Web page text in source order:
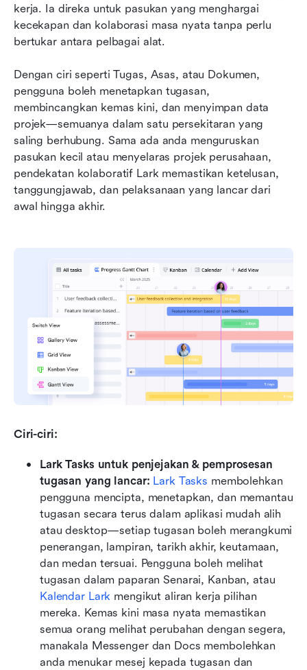
kerja. Ia direka untuk pasukan yang menghargai
kecekapan dan kolaborasi masa nyata tanpa perlu
bertukar antara pelbagai alat.
Dengan ciri seperti Tugas, Asas, atau Dokumen,
pengguna boleh menetapkan tugasan,
membincangkan kemas kini, dan menyimpan data
projek—semuanya dalam satu persekitaran yang
saling berhubung. Sama ada anda menguruskan
pasukan kecil atau menyelaras projek perusahaan,
pendekatan kolaboratif Lark memastikan ketelusan,
tanggungjawab, dan pelaksanaan yang lancar dari
awal hingga akhir.
Ciri-ciri:
Lark Tasks untuk penjejakan & pemprosesan
tugasan yang lancar: Lark Tasks membolehkan
pengguna mencipta, menetapkan, dan memantau
tugasan secara terus dalam aplikasi mudah alih
atau desktop—setiap tugasan boleh merangkumi
penerangan, lampiran, tarikh akhir, keutamaan,
dan medan tersuai. Pengguna boleh melihat
Kalendar Lark mengikut aliran kerja pilihan
mereka. Kemas kini masa nyata memastikan
semua orang melihat perubahan dengan segera,
manakala Messenger dan Docs membolehkan
anda menukar mesej kepada tugasan dan